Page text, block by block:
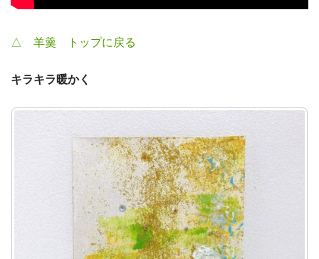
△ 羊羹 トップに戻る
キラキラ暖かく